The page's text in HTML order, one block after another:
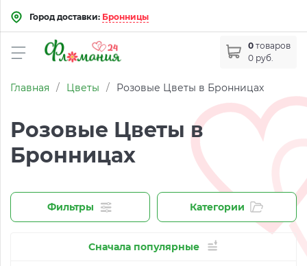
Город доставки: Бронницы
0 товаров
0 руб.
Главная / Цветы / Розовые Цветы в Бронницах
Розовые Цветы в
Бронницах
Фильтры Категории
Сначала популярные